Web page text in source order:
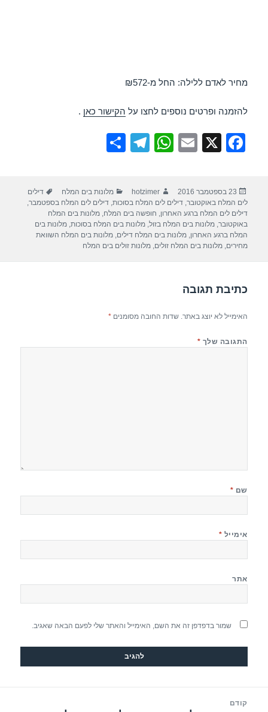
מחיר לאדם ללילה: החל מ-₪572
להזמנה ופרטים נוספים לחצו על הקישור כאן .
F
e
b
o
X
E
W
s
A
p
T
gr
a
m
e
פורסם
בתאריך
23 בספטמבר 2016 מחבר
hotzimer קטגוריות
מלונות בים המלח תגיות
דילים
לים המלח באוקטובר,דילים לים המלח בסוכות,דילים לים המלח בספטמבר,
דילים לים המלח ברגע האחרון, חופשה בים המלח,מלונות בים המלח
באוקטובר,מלונות בים המלח בזול,מלונות בים המלח בסוכות,מלונות בים
המלח ברגע האחרון,מלונות בים המלח דילים,מלונות בים המלח השוואת
מחירים,מלונות בים המלח זולים,מלונות זולים בים המלח
כתיבת תגובה
האימייל לא יוצג באתר. שדות החובה מסומנים*
התגובה שלך *
שם *
אימייל *
אתר
שמור בדפדפן זה את השם, האימייל והאתר שלי לפעם הבאה שאגיב.
קודם